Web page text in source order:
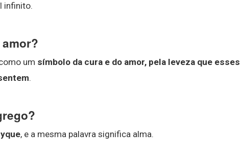
infinito.
um símbolo da cura e do amor, pela leveza que esses
.
, e a mesma palavra significa alma.